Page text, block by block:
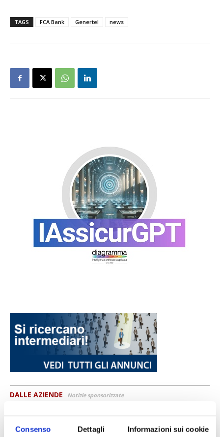
Consenso Dettagli Informazioni sui cookie
TAGS FCA Bank Genertel news
DALLE AZIENDE Notizie sponsorizzate
partecipazione alla Convention degli
intermediari partner 2026